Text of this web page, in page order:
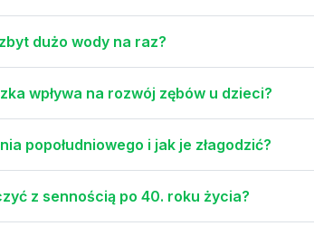
dużo wody na raz?
wpływa na rozwój zębów u dzieci?
popołudniowego i jak je złagodzić?
z sennością po 40. roku życia?